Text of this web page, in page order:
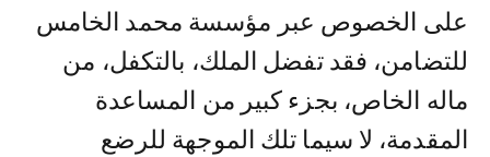
على الخصوص عبر مؤسسة محمد الخامس
للتضامن، فقد تفضل الملك، بالتكفل، من
ماله الخاص، بجزء كبير من المساعدة
المقدمة، لا سيما تلك الموجهة للرضع